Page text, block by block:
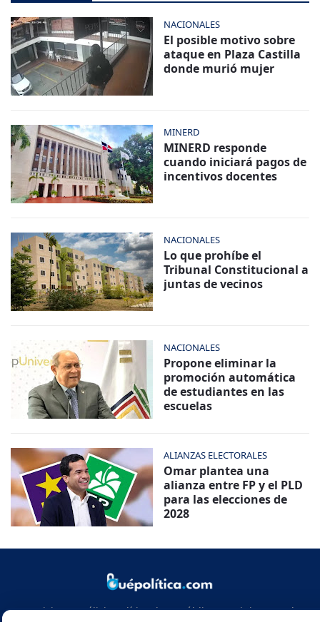
NACIONALES
El posible motivo sobre
ataque en Plaza Castilla
donde murió mujer
MINERD
MINERD responde
cuando iniciará pagos de
incentivos docentes
NACIONALES
Lo que prohíbe el
Tribunal Constitucional a
juntas de vecinos
NACIONALES
Propone eliminar la
promoción automática
de estudiantes en las
escuelas
ALIANZAS ELECTORALES
Omar plantea una
alianza entre FP y el PLD
para las elecciones de
2028
Noticias y análisis político de República Dominicana y el